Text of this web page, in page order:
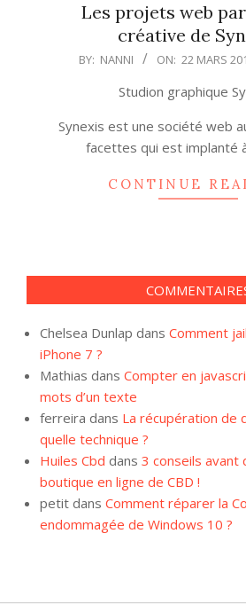
Les projets web par
créative de
2012-
BY: NANNI ON: 22 MARS
Studion graphique
Synexis est une société web
facettes qui est implanté
CONTINUE
Chelsea Dunlap dans Comment
iPhone 7 ?
Mathias dans Compter en
mots d’un texte
ferreira dans La récupération de
quelle technique ?
Huiles Cbd dans 3 conseils avant
boutique en ligne de CBD !
petit dans Comment réparer la
endommagée de Windows 10 ?